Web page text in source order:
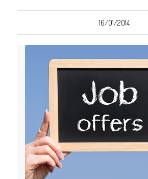
16/01/2014